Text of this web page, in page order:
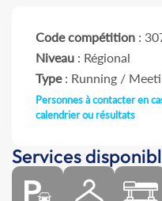
Code compétition :
Niveau : Régional
Type: Running /
Personnes à contacter en
calendrier ou résultats
Services